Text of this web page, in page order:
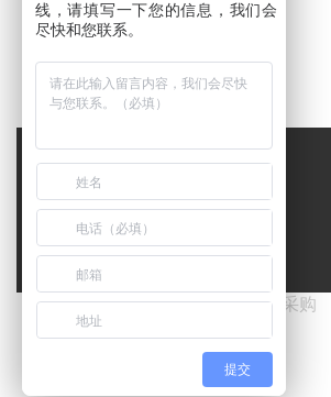
友情链接： 爱采购
线，请填写一下您的信息，我们会
尽快和您联系。
提交